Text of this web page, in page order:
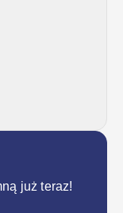
już teraz!